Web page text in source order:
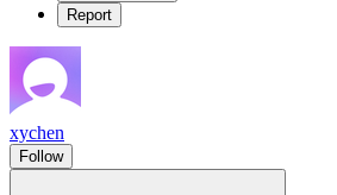
Report
xychen
Follow